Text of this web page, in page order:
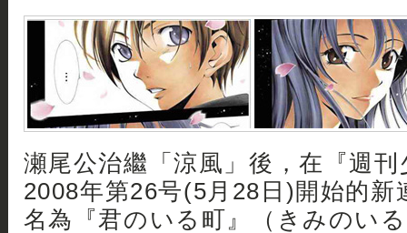
瀬尾公治繼「涼風」後，在『週
2008年第26号(5月28日)開始的新
名為『君のいる町』（きみのい